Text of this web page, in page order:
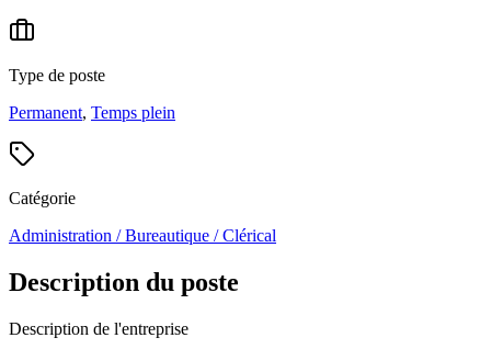
Type de poste
Permanent, Temps plein
Catégorie
Administration / Bureautique / Clérical
Description du poste
Description de l'entreprise